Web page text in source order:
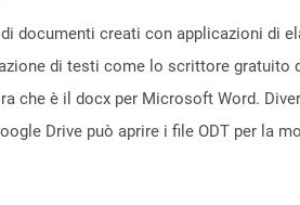
documenti creati con applicazioni di
di testi come lo scrittore
che è il docx per Microsoft Word.
Drive può aprire i file ODT per la